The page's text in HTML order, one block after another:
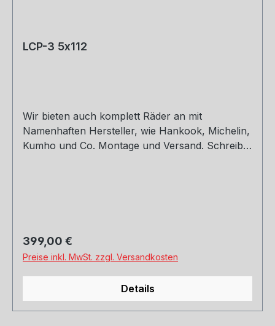
LCP-3 5x112
Wir bieten auch komplett Räder an mit
Namenhaften Hersteller, wie Hankook, Michelin,
Kumho und Co. Montage und Versand. Schreibt
Regulärer Preis:
399,00 €
Preise inkl. MwSt. zzgl. Versandkosten
Details